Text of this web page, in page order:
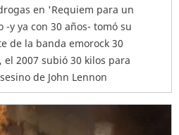
en 'Requiem para un
y ya con 30 años- tomó su
de la banda emorock 30
el 2007 subió 30 kilos para
de John Lennon